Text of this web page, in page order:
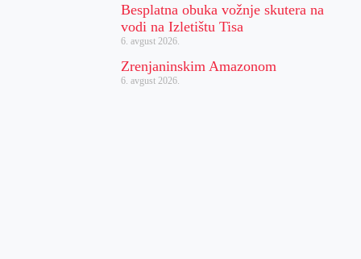
Besplatna obuka vožnje skutera na
vodi na Izletištu Tisa
6. avgust 2026.
Zrenjaninskim Amazonom
6. avgust 2026.